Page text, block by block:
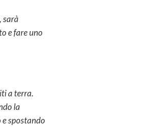
sarà
e fare uno
a terra.
la
spostando